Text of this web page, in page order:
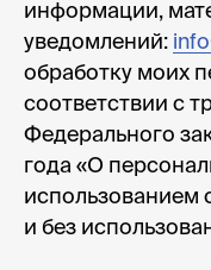
информации,
уведомлений:
обработку моих
соответствии с
Федерального
года «О
использованием
и без